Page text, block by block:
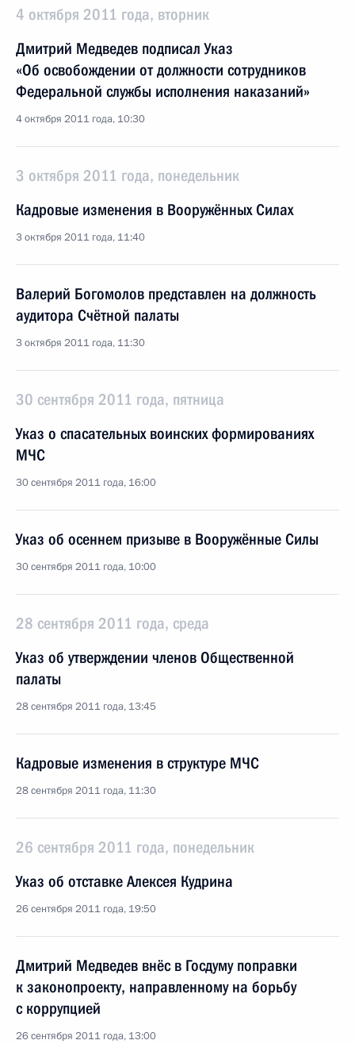
4 октября 2011 года, вторник
Дмитрий Медведев подписал Указ
«Об освобождении от должности сотрудников
Федеральной службы исполнения наказаний»
4 октября 2011 года, 10:30
3 октября 2011 года, понедельник
Кадровые изменения в Вооружённых Силах
3 октября 2011 года, 11:40
Валерий Богомолов представлен на должность
аудитора Счётной палаты
3 октября 2011 года, 11:30
30 сентября 2011 года, пятница
Указ о спасательных воинских формированиях
МЧС
30 сентября 2011 года, 16:00
Указ об осеннем призыве в Вооружённые Силы
30 сентября 2011 года, 10:00
28 сентября 2011 года, среда
Указ об утверждении членов Общественной
палаты
28 сентября 2011 года, 13:45
Кадровые изменения в структуре МЧС
28 сентября 2011 года, 11:30
26 сентября 2011 года, понедельник
Указ об отставке Алексея Кудрина
26 сентября 2011 года, 19:50
Дмитрий Медведев внёс в Госдуму поправки
к законопроекту, направленному на борьбу
с коррупцией
26 сентября 2011 года, 13:00